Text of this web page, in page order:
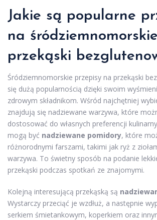
Jakie są popularne
na śródziemnomorskie
przekąski
Śródziemnomorskie przepisy na przekąski
się dużą popularnością dzięki swoim
zdrowym składnikom. Wśród najchętniej
znajdują się nadziewane warzywa, które
dostosować do własnych preferencji
mogą być nadziewane pomidory, które
różnorodnymi farszami, takimi jak ryż z
warzywa. To świetny sposób na podanie
przekąski podczas spotkań ze znajomymi.
Kolejną interesującą przekąską są
Wystarczy przeciąć je wzdłuż, a następnie
serkiem śmietankowym, koperkiem oraz